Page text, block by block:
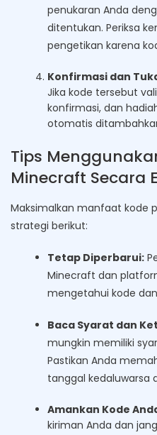
penukaran Anda
ditentukan. Periksa
pengetikan karena
Konfirmasi dan
Jika kode tersebut
konfirmasi, dan
otomatis
Tips
Minecraft Secara
Maksimalkan manfaat kode
strategi berikut:
Tetap Diperbarui:
Minecraft dan
mengetahui kode
Baca Syarat dan
mungkin memiliki
Pastikan Anda
tanggal kedaluwarsa
Amankan Kode
kiriman Anda dan